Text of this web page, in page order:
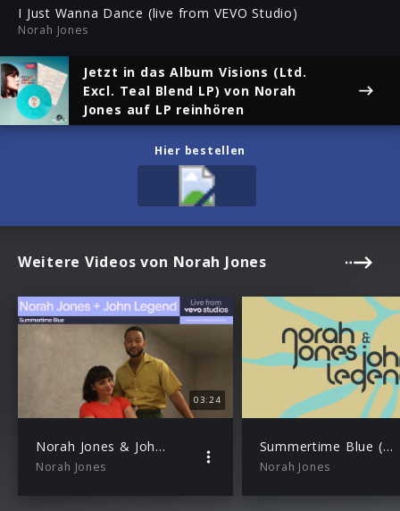
I Just Wanna Dance (live from VEVO Studio)
Norah Jones
Jetzt in das Album Visions (Ltd.
Excl. Teal Blend LP) von Norah
Jones auf LP reinhören
Hier bestellen
Weitere Videos von Norah Jones
03:24
Norah Jones & John Legend – Summertime Blue (Live From VEVO Studios)
Norah Jones
Summertime Blue (Norah Jones & John Legend) – Lyric Video
Norah Jones